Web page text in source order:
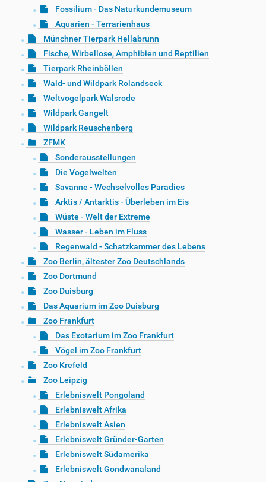
Fossilium - Das Naturkundemuseum
Aquarien - Terrarienhaus
Münchner Tierpark Hellabrunn
Fische, Wirbellose, Amphibien und Reptilien
Tierpark Rheinböllen
Wald- und Wildpark Rolandseck
Weltvogelpark Walsrode
Wildpark Gangelt
Wildpark Reuschenberg
ZFMK
Sonderausstellungen
Die Vogelwelten
Savanne - Wechselvolles Paradies
Arktis / Antarktis - Überleben im Eis
Wüste - Welt der Extreme
Wasser - Leben im Fluss
Regenwald - Schatzkammer des Lebens
Zoo Berlin, ältester Zoo Deutschlands
Zoo Dortmund
Zoo Duisburg
Das Aquarium im Zoo Duisburg
Zoo Frankfurt
Das Exotarium im Zoo Frankfurt
Vögel im Zoo Frankfurt
Zoo Krefeld
Zoo Leipzig
Erlebniswelt Pongoland
Erlebniswelt Afrika
Erlebniswelt Asien
Erlebniswelt Gründer-Garten
Erlebniswelt Südamerika
Erlebniswelt Gondwanaland